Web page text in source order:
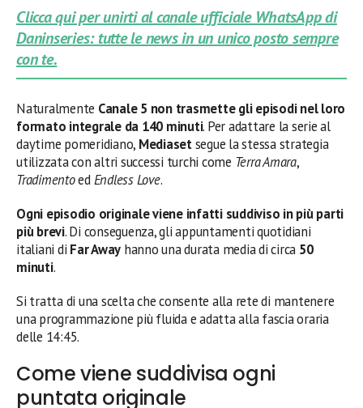
Clicca qui per unirti al canale ufficiale WhatsApp di
Daninseries: tutte le news in un unico posto sempre
con te.
Naturalmente Canale 5 non trasmette gli episodi nel loro
formato integrale da 140 minuti. Per adattare la serie al
daytime pomeridiano, Mediasetsegue la stessa strategia
utilizzata con altri successi turchi come Terra Amara,
TradimentoedEndless Love.
Ogni episodio originale viene infatti suddiviso in più parti
più brevi. Di conseguenza, gli appuntamenti quotidiani
italiani di Far Away hanno una durata media di circa 50
minuti.
Si tratta di una scelta che consente alla rete di mantenere
una programmazione più fluida e adatta alla fascia oraria
delle 14:45.
Come viene suddivisa ogni
puntata originale